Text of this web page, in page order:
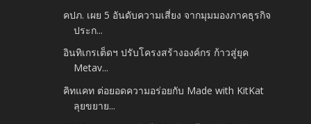
คปภ. เผย 5 อันดับความเสี่ยง จากมุมมองภาคธุรกิจ
ประก...
อินทิเกรเต็ดฯ ปรับโครงสร้างองค์กร ก้าวสู่ยุค
Metav...
คิทแคท ต่อยอดความอร่อยกับ Made with KitKat
ลุยขยาย...